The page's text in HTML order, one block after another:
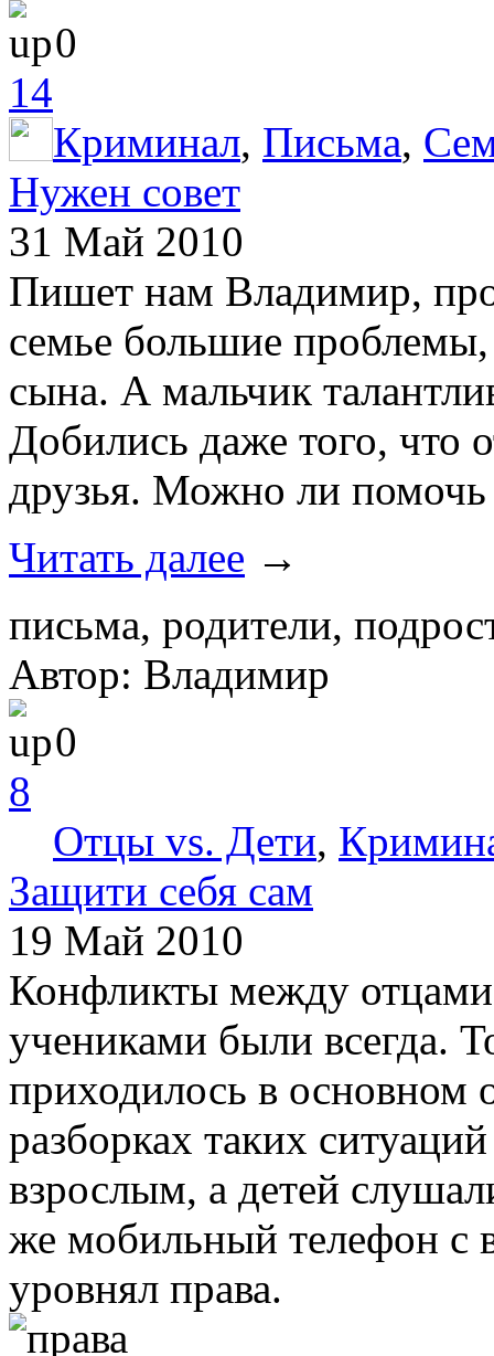
0
14
Криминал, Письма,
Нужен совет
31 Май 2010
Пишет нам Владимир,
семье большие проблемы,
сына. А мальчик
Добились даже того, что
друзья. Можно ли помочь
Читать далее →
письма, родители,
Автор: Владимир
0
8
Отцы vs. Дети,
Защити себя сам
19 Май 2010
Конфликты между
учениками были всегда.
приходилось в основном
разборках таких
взрослым, а детей
же мобильный телефон с
уровнял права.